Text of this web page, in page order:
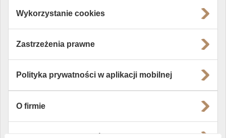
Wykorzystanie cookies
Zastrzeżenia prawne
Polityka prywatności w aplikacji mobilnej
O firmie